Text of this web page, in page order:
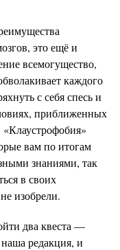
это ещё и
всемогущество,
каждого
с себя спесь и
приближенных
вам по итогам
знаниями, так
в своих
изобрели.
два квеста —
редакция, и